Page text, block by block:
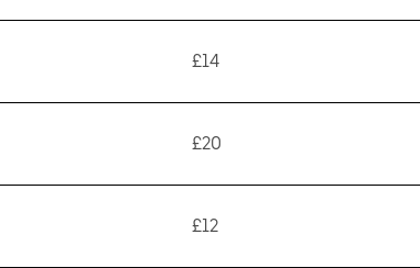
£14
£20
£12